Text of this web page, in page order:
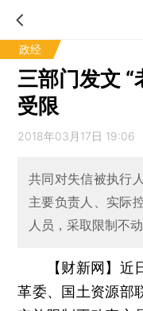
政经
三部门发文 “
受限
2018年03月17日 19:06
共同对失信被执行
主要负责人、实际
人员，采取限制不
【财新网】 近
革委、国土资源部